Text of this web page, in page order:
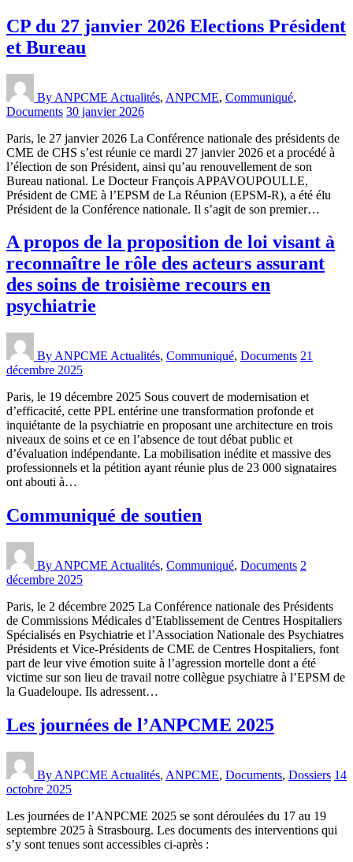
CP du 27 janvier 2026 Elections Président
et Bureau
By ANPCME Actualités, ANPCME, Communiqué,
Documents 30 janvier 2026
Paris, le 27 janvier 2026 La Conférence nationale des présidents de
CME de CHS s’est réunie ce mardi 27 janvier 2026 et a procédé à
l’élection de son Président, ainsi qu’au renouvellement de son
Bureau national. Le Docteur François APPAVOUPOULLE,
Président de CME à l’EPSM de La Réunion (EPSM-R), a été élu
Président de la Conférence nationale. Il s’agit de son premier…
A propos de la proposition de loi visant à
reconnaître le rôle des acteurs assurant
des soins de troisième recours en
psychiatrie
By ANPCME Actualités, Communiqué, Documents 21
décembre 2025
Paris, le 19 décembre 2025 Sous couvert de modernisation et
d’efficacité, cette PPL entérine une transformation profonde et
inquiétante de la psychiatrie en proposant une architecture en trois
niveaux de soins et ce en l’absence de tout débat public et
d’évaluation indépendante. La mobilisation inédite et massive des
professionnels et la pétition ayant réunie plus de 23 000 signataires
ont abouti à…
Communiqué de soutien
By ANPCME Actualités, Communiqué, Documents 2
décembre 2025
Paris, le 2 décembre 2025 La Conférence nationale des Présidents
de Commissions Médicales d’Etablissement de Centres Hospitaliers
Spécialisés en Psychiatrie et l’Association Nationale des Psychiatres
Présidents et Vice-Présidents de CME de Centres Hospitaliers, font
part de leur vive émotion suite à l’agression mortelle dont a été
victime sur son lieu de travail notre collègue psychiatre à l’EPSM de
la Guadeloupe. Ils adressent…
Les journées de l’ANPCME 2025
By ANPCME Actualités, ANPCME, Documents, Dossiers 14
octobre 2025
Les journées de l’ANPCME 2025 se sont déroulées du 17 au 19
septembre 2025 à Strasbourg. Les documents des interventions qui
s’y sont tenues sont accessibles ci-après :